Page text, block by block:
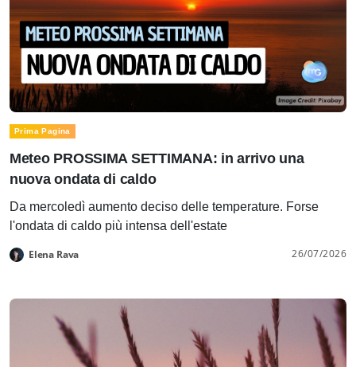
Prima Pagina
Meteo PROSSIMA SETTIMANA: in arrivo una
nuova ondata di caldo
Da mercoledì aumento deciso delle temperature. Forse
l'ondata di caldo più intensa dell'estate
Elena Rava 26/07/2026